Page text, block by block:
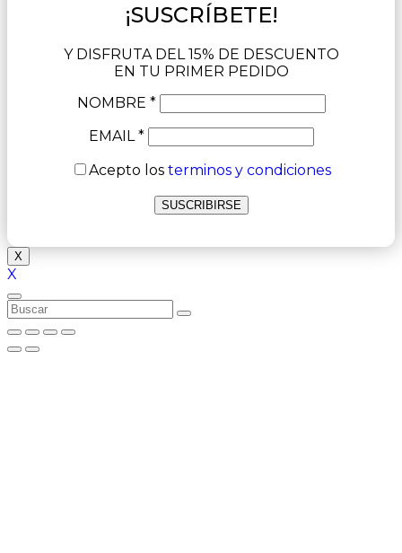
¡SUSCRÍBETE!
Y DISFRUTA DEL 15% DE DESCUENTO
EN TU PRIMER PEDIDO
NOMBRE *
EMAIL *
Acepto los terminos y condiciones
X
X